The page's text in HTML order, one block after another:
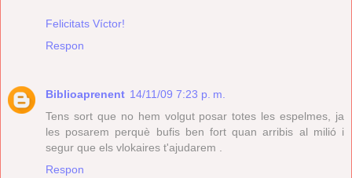
Felicitats Víctor!
Respon
Biblioaprenent 14/11/09 7:23 p. m.
Tens sort que no hem volgut posar totes les espelmes, ja
les posarem perquè bufis ben fort quan arribis al milió i
segur que els vlokaires t'ajudarem .
Respon